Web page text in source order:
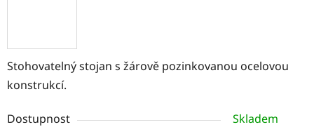
Stohovatelný stojan s žárově pozinkovanou ocelovou
konstrukcí.
Dostupnost
Skladem